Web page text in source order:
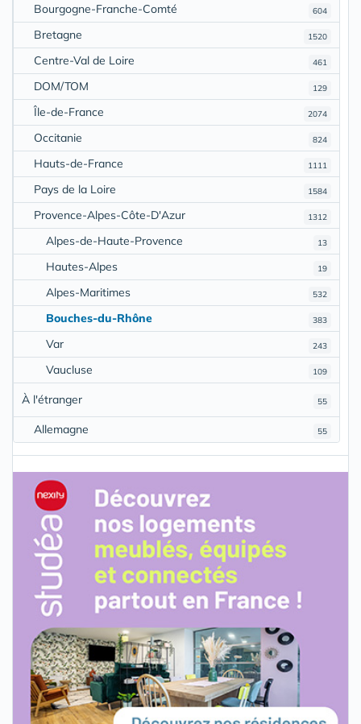
604
Bourgogne-Franche-Comté
1520
Bretagne
461
Centre-Val de Loire
129
DOM/TOM
2074
Île-de-France
824
Occitanie
1111
Hauts-de-France
1584
Pays de la Loire
1312
Provence-Alpes-Côte-D'Azur
13
Alpes-de-Haute-Provence
19
Hautes-Alpes
532
Alpes-Maritimes
383
Bouches-du-Rhône
243
Var
109
Vaucluse
55
À l'étranger
55
Allemagne